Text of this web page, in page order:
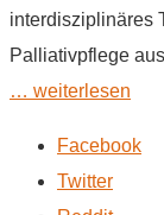
interdisziplinäres
Palliativpflege
… weiterlesen
Facebook
Twitter